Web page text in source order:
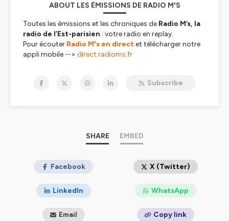
ABOUT LES ÉMISSIONS DE RADIO M'S
Toutes les émissions et les chroniques de Radio M’s, la
radio de l’Est-parisien : votre radio en replay.
Pour écouter Radio M's en directet télécharger notre
appli mobile --> direct.radioms.fr
confidentialite
pour plus d'informations.Subscribe
SHARE EMBED
Facebook X (Twitter)
LinkedIn WhatsApp
Email Copy link